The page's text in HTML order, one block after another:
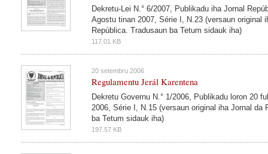
Dekretu-Lei N.° 6/2007, Publikadu iha Jornal
Agostu tinan 2007, Série I, N.23 (versaun original
República. Tradusaun ba Tetum sidauk iha)
117.01 KB
20 setembru 2006
Regulamentu Jerál Karentena
Dekretu Governu N.° 1/2006, Publikadu loron 20
2006, Série I, N.15 (versaun original iha Jornal da
ba Tetum sidauk iha)
197.57 KB